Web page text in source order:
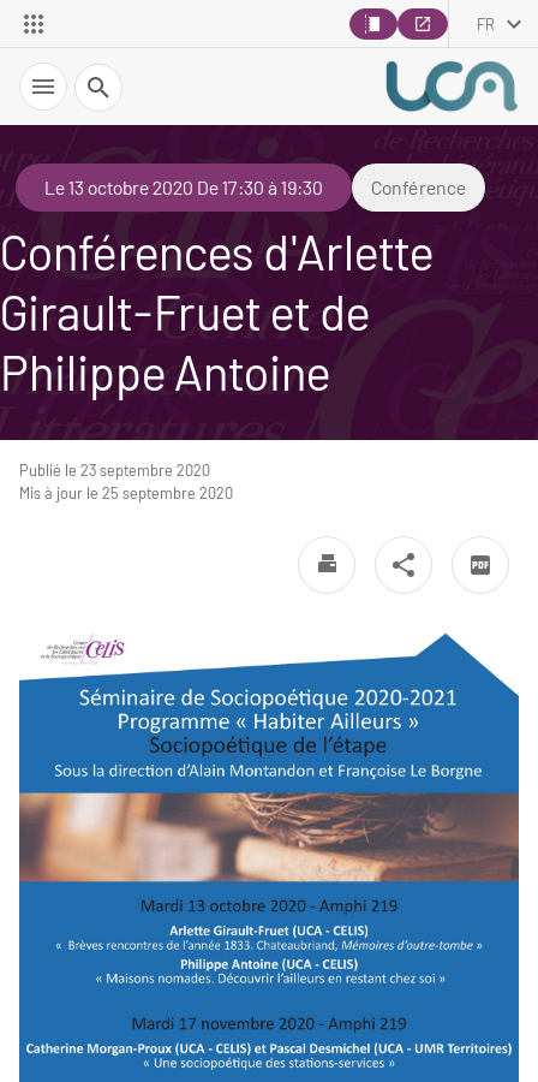
FR
Recherche
Le 13 octobre 2020 De 17:30 à 19:30 Conférence
Conférences d'Arlette
Girault-Fruet et de
Philippe Antoine
Publié le 23 septembre 2020
Mis à jour le 25 septembre 2020